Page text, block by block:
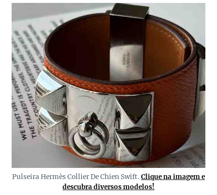
Pulseira Hermès Collier De Chien Swift. Clique na imagem e
descubra diversos modelos!